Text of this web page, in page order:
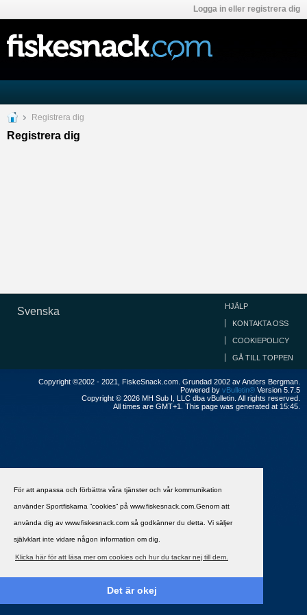
För att anpassa och förbättra våra tjänster och vår kommunikation
använder Sportfiskarna ”cookies” på www.fiskesnack.com.Genom att
använda dig av www.fiskesnack.com så godkänner du detta. Vi säljer
självklart inte vidare någon information om dig.
Klicka här för att läsa mer om cookies och hur du tackar nej till dem.
Det är okej
Logga in eller registrera dig
Registrera dig
Registrera dig
Svenska HJÄLP
KONTAKTA OSS
COOKIEPOLICY
GÅ TILL TOPPEN
Copyright ©2002 - 2021, FiskeSnack.com. Grundad 2002 av Anders Bergman.
Powered by vBulletin® Version 5.7.5
Copyright © 2026 MH Sub I, LLC dba vBulletin. All rights reserved.
All times are GMT+1. This page was generated at 15:45.